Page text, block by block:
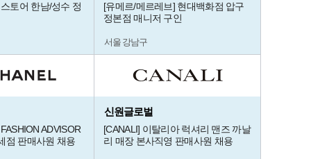
토어 한남/성수 정
[유메르/메르레브] 현대백화점 압구
정본점 매니저 구인
서울 강남구
ADVISOR
점 판매사원 채용
신원글로벌
[CANALI] 이탈리아 럭셔리 맨즈 까날
리 매장 본사직영 판매사원 채용